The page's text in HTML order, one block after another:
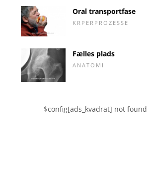
Oral transportfase
KRPERPROZESSE
Fælles plads
ANATOMI
$config[ads_kvadrat] not found